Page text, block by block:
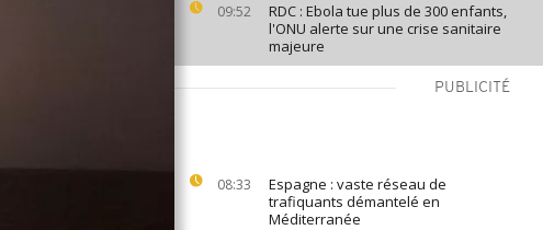
09:52
RDC : Ebola tue plus de 300 enfants,
l'ONU alerte sur une crise sanitaire
majeure
PUBLICITÉ
08:33
Espagne : vaste réseau de
trafiquants démantelé en
Méditerranée